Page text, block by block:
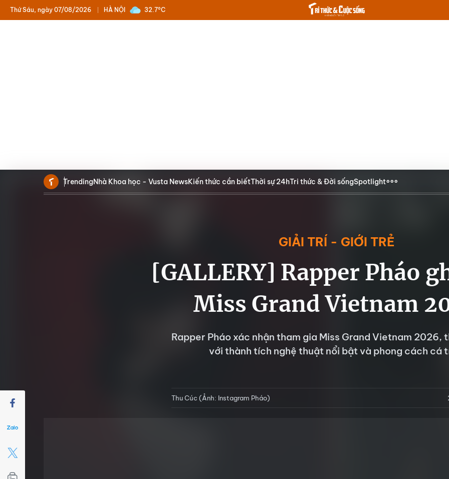
HÀ NỘI
Thứ Sáu, ngày 07/08/2026 32.7°C
TrendingNhà Khoa học - Vusta NewsKiến thức cần biếtThời sự 24hTri thức & Đời sốngSpotlight
GIẢI TRÍ - GIỚI TRẺ
[GALLERY] Rapper Pháo
Miss Grand Vietnam
Rapper Pháo xác nhận tham gia Miss Grand Vietnam 2026,
với thành tích nghệ thuật nổi bật và phong cách cá
Thu Cúc (Ảnh: Instagram Pháo)